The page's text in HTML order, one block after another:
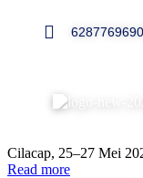
Cahaya Al-
Cilacap, 25–27 Mei
Read more